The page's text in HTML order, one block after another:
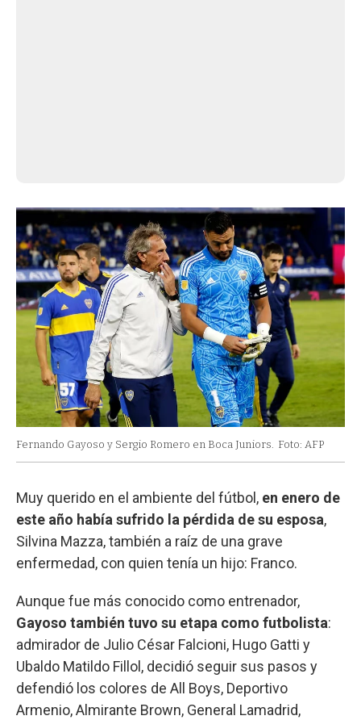
Fernando Gayoso y Sergio Romero en Boca Juniors. Foto: AFP
Muy querido en el ambiente del fútbol, en enero de
este año había sufrido la pérdida de su esposa,
Silvina Mazza, también a raíz de una grave
enfermedad, con quien tenía un hijo: Franco.
Aunque fue más conocido como entrenador,
Gayoso también tuvo su etapa como futbolista:
admirador de Julio César Falcioni, Hugo Gatti y
Ubaldo Matildo Fillol, decidió seguir sus pasos y
defendió los colores de All Boys, Deportivo
Armenio, Almirante Brown, General Lamadrid,